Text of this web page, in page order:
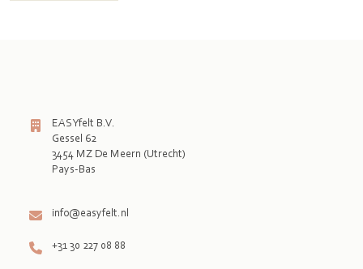
EASYfelt B.V.
Gessel 62
3454 MZ De Meern (Utrecht)
Pays-Bas
info@easyfelt.nl
+31 30 227 08 88